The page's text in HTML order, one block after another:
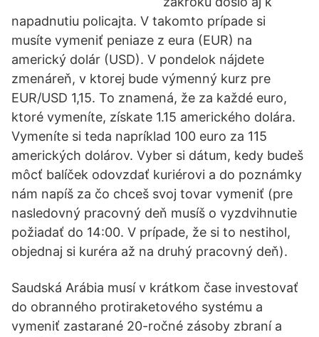
napadnutiu policajta. V takomto prípade si
musíte vymeniť peniaze z eura (EUR) na
americký dolár (USD). V pondelok nájdete
zmenáreň, v ktorej bude výmenný kurz pre
EUR/USD 1,15. To znamená, že za každé euro,
ktoré vymeníte, získate 1.15 amerického dolára.
Vymeníte si teda napríklad 100 euro za 115
amerických dolárov. Vyber si dátum, kedy budeš
môcť balíček odovzdať kuriérovi a do poznámky
nám napíš za čo chceš svoj tovar vymeniť (pre
nasledovný pracovný deň musíš o vyzdvihnutie
požiadať do 14:00. V prípade, že si to nestihol,
objednaj si kuréra až na druhý pracovný deň).
Saudská Arábia musí v krátkom čase investovať
do obranného protiraketového systému a
vymeniť zastarané 20-ročné zásoby zbraní a